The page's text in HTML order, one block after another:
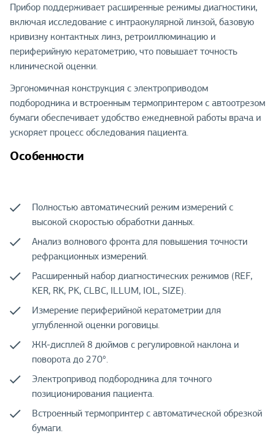
Прибор поддерживает расширенные режимы диагностики,
включая исследование с интраокулярной линзой, базовую
кривизну контактных линз, ретроиллюминацию и
периферийную кератометрию, что повышает точность
клинической оценки.
Эргономичная конструкция с электроприводом
подбородника и встроенным термопринтером с автоотрезом
бумаги обеспечивает удобство ежедневной работы врача и
ускоряет процесс обследования пациента.
Особенности
Полностью автоматический режим измерений с
высокой скоростью обработки данных.
Анализ волнового фронта для повышения точности
рефракционных измерений.
Расширенный набор диагностических режимов (REF,
KER, RK, PK, CLBC, ILLUM, IOL, SIZE).
Измерение периферийной кератометрии для
углубленной оценки роговицы.
ЖК-дисплей 8 дюймов с регулировкой наклона и
поворота до 270°.
Электропривод подбородника для точного
позиционирования пациента.
Встроенный термопринтер с автоматической обрезкой
бумаги.